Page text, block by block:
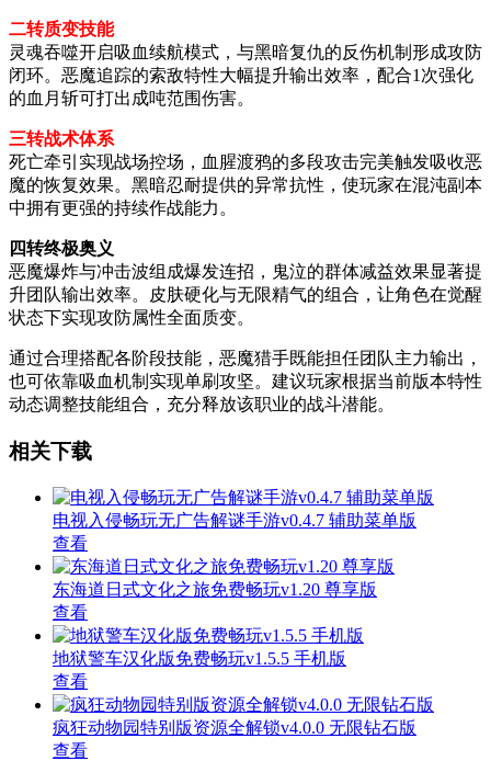
二转质变技能
灵魂吞噬开启吸血续航模式，与黑暗复仇的反伤机制形成攻防
闭环。恶魔追踪的索敌特性大幅提升输出效率，配合1次强化
的血月斩可打出成吨范围伤害。
三转战术体系
死亡牵引实现战场控场，血腥渡鸦的多段攻击完美触发吸收恶
魔的恢复效果。黑暗忍耐提供的异常抗性，使玩家在混沌副本
中拥有更强的持续作战能力。
四转终极奥义
恶魔爆炸与冲击波组成爆发连招，鬼泣的群体减益效果显著提
升团队输出效率。皮肤硬化与无限精气的组合，让角色在觉醒
状态下实现攻防属性全面质变。
通过合理搭配各阶段技能，恶魔猎手既能担任团队主力输出，
也可依靠吸血机制实现单刷攻坚。建议玩家根据当前版本特性
动态调整技能组合，充分释放该职业的战斗潜能。
相关下载
电视入侵畅玩无广告解谜手游v0.4.7 辅助菜单版
查看
东海道日式文化之旅免费畅玩v1.20 尊享版
查看
地狱警车汉化版免费畅玩v1.5.5 手机版
查看
疯狂动物园特别版资源全解锁v4.0.0 无限钻石版
查看